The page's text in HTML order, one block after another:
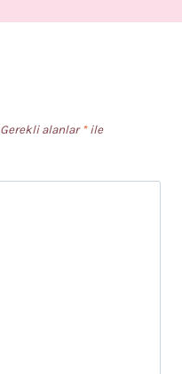
Gerekli alanlar *ile